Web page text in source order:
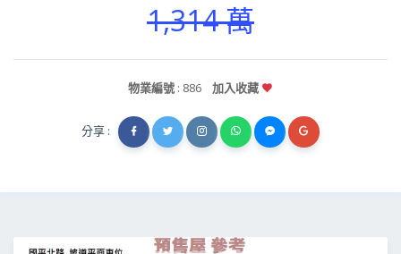
1,314 萬
物業編號 : 886 加入收藏
分享 :